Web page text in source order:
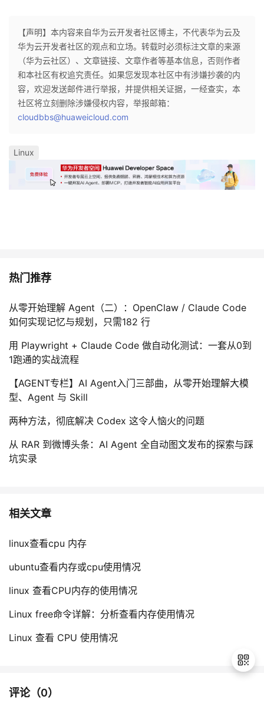
【声明】本内容来自华为云开发者社区博主，不代表华为云及
华为云开发者社区的观点和立场。转载时必须标注文章的来源
（华为云社区）、文章链接、文章作者等基本信息，否则作者
和本社区有权追究责任。如果您发现本社区中有涉嫌抄袭的内
容，欢迎发送邮件进行举报，并提供相关证据，一经查实，本
社区将立刻删除涉嫌侵权内容，举报邮箱：
cloudbbs@huaweicloud.com
Linux
热门推荐
从零开始理解 Agent（二）：OpenClaw / Claude Code
如何实现记忆与规划，只需182 行
用 Playwright + Claude Code 做自动化测试：一套从0到
1跑通的实战流程
【AGENT专栏】AI Agent入门三部曲，从零开始理解大模
型、Agent 与 Skill
两种方法，彻底解决 Codex 这令人恼火的问题
从 RAR 到微博头条：AI Agent 全自动图文发布的探索与踩
坑实录
相关文章
linux查看cpu 内存
ubuntu查看内存或cpu使用情况
linux 查看CPU内存的使用情况
Linux free命令详解：分析查看内存使用情况
Linux 查看 CPU 使用情况
评论（0）